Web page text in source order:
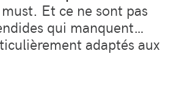
Et ce ne sont pas
qui manquent…
adaptés aux